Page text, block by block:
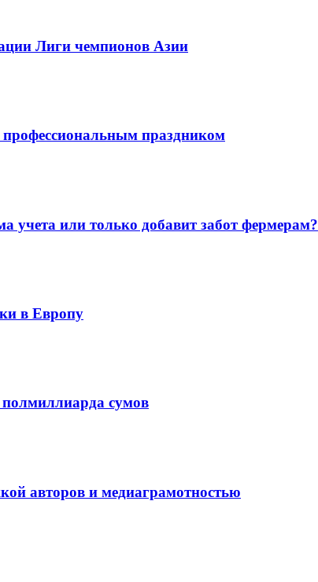
Лиги чемпионов Азии
профессиональным праздником
учета или только добавит забот фермерам?
в Европу
сумов
авторов и медиаграмотностью